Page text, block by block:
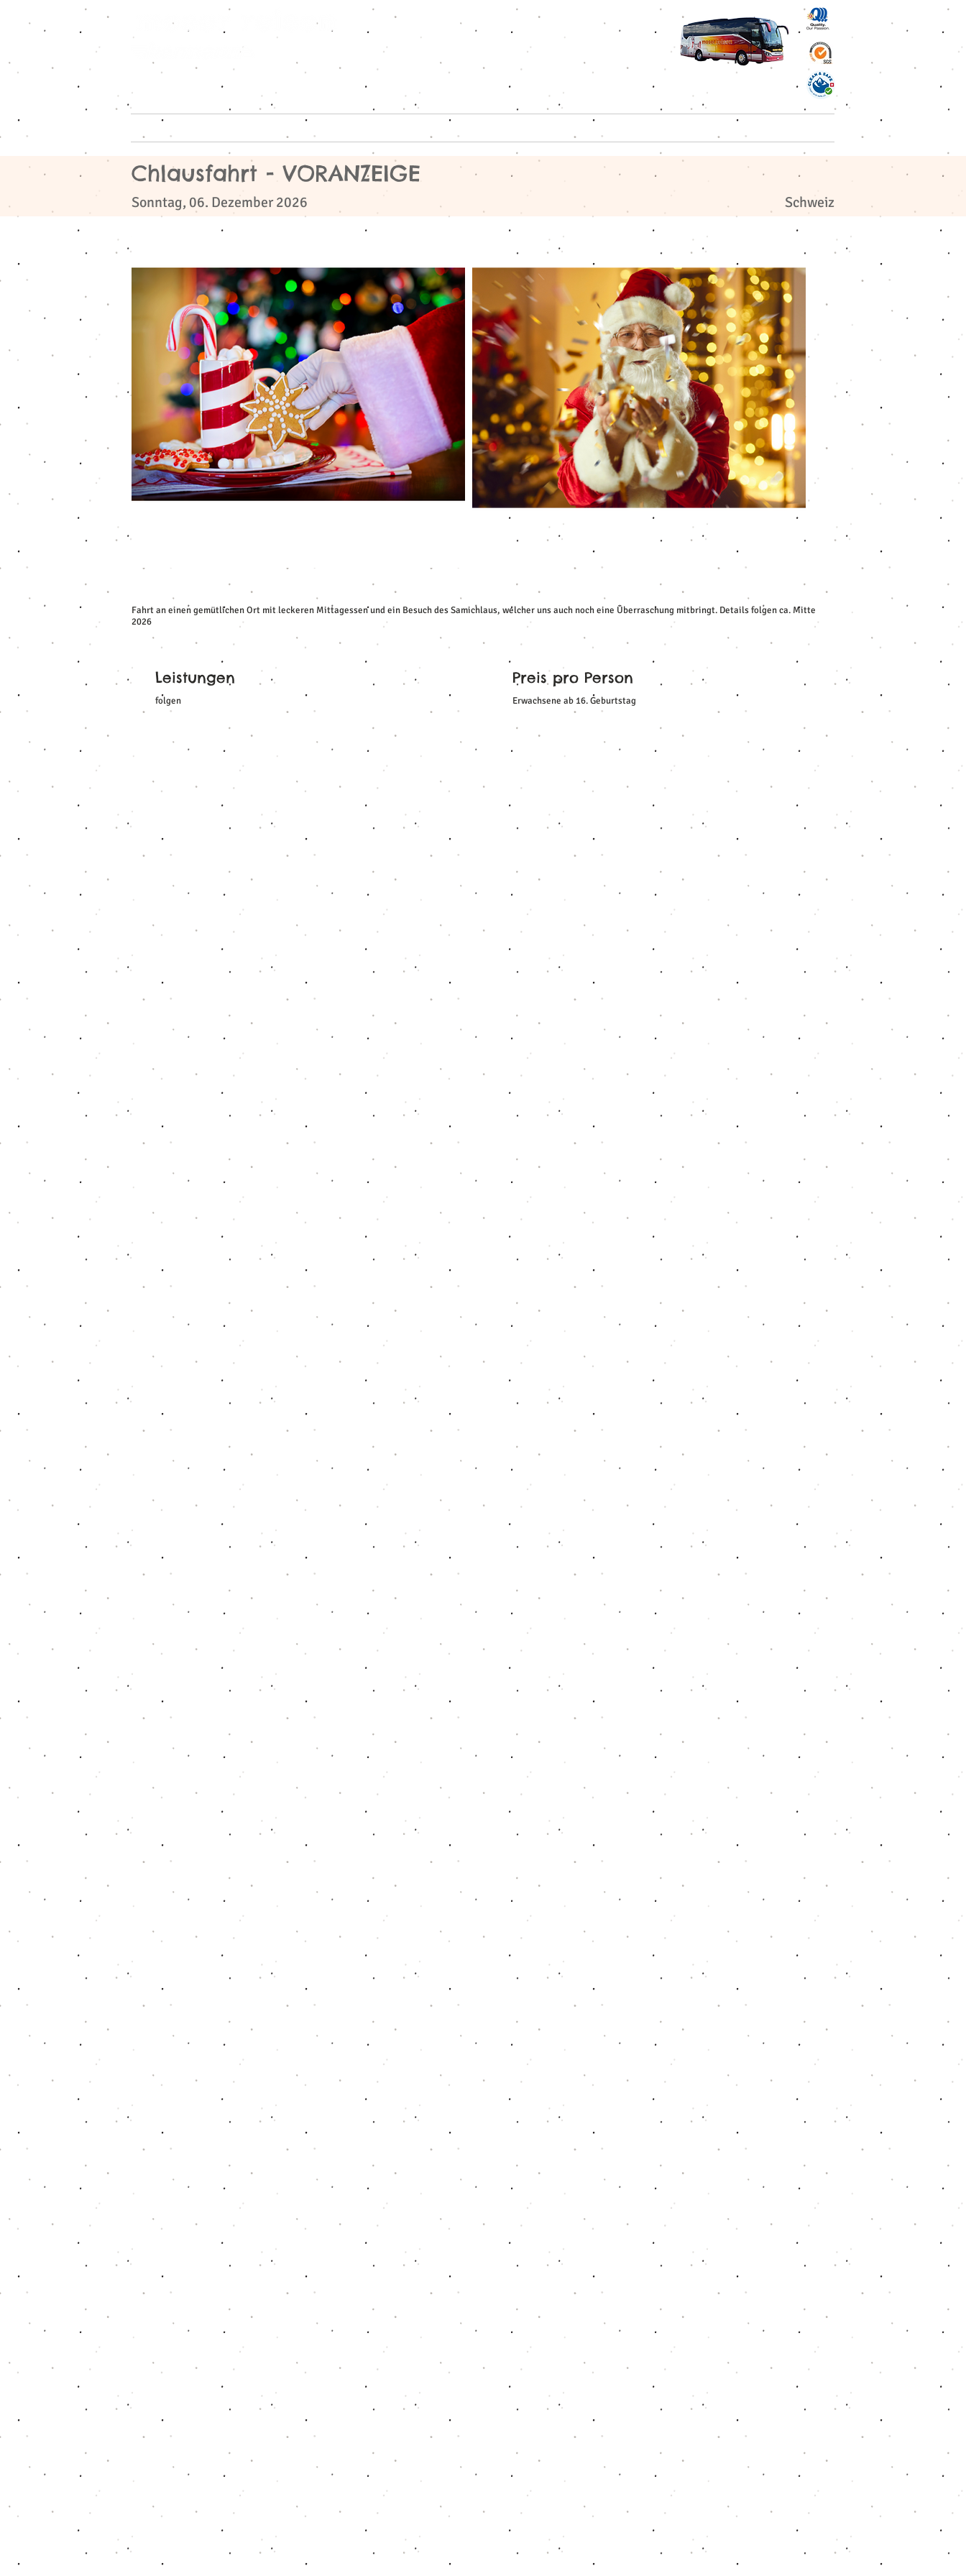
Home Reiseangebote Charter-Car
Chlausfahrt - VORANZEIGE
Sonntag, 06. Dezember 2026 Schweiz
​
Fahrt an einen gemütlichen Ort mit leckeren Mittagessen und ein Besuch des Samichlaus, welcher uns auch noch eine Überraschung mitbringt. Details folgen ca. Mitte
2026
Leistungen
folgen
Preis pro Person
Erwachsene ab 16. Geburtstag